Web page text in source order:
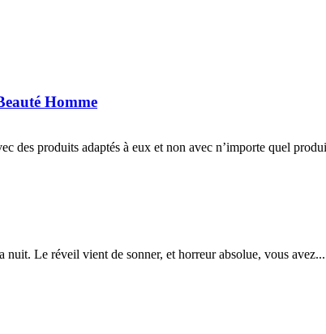
Homme
des produits adaptés à eux et non avec n’importe quel
Le réveil vient de sonner, et horreur absolue, vous avez...